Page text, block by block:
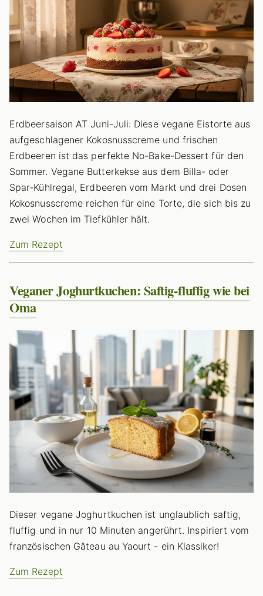
Erdbeersaison AT Juni-Juli: Diese vegane Eistorte aus
aufgeschlagener Kokosnusscreme und frischen
Erdbeeren ist das perfekte No-Bake-Dessert für den
Sommer. Vegane Butterkekse aus dem Billa- oder
Spar-Kühlregal, Erdbeeren vom Markt und drei Dosen
Kokosnusscreme reichen für eine Torte, die sich bis zu
zwei Wochen im Tiefkühler hält.
Zum Rezept
Veganer Joghurtkuchen: Saftig-fluffig wie bei
Oma
Dieser vegane Joghurtkuchen ist unglaublich saftig,
fluffig und in nur 10 Minuten angerührt. Inspiriert vom
französischen Gâteau au Yaourt - ein Klassiker!
Zum Rezept